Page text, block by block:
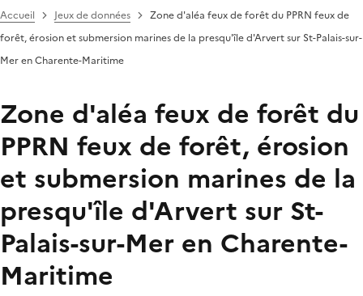
Accueil Jeux de données
Zone d'aléa feux de forêt du PPRN feux de
forêt, érosion et submersion marines de la presqu'île d'Arvert sur St-Palais-sur-
Mer en Charente-Maritime
Zone d'aléa feux de forêt du
PPRN feux de forêt, érosion
et submersion marines de la
presqu'île d'Arvert sur St-
Palais-sur-Mer en Charente-
Maritime